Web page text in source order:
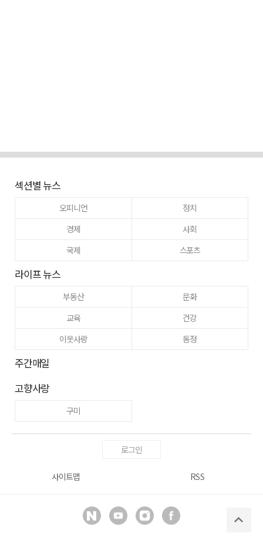
섹션별 뉴스
오피니언
정치
경제
사회
국제
스포츠
라이프 뉴스
부동산
문화
교육
건강
이웃사랑
동정
주간매일
고향사랑
구미
로그인
사이트맵 RSS